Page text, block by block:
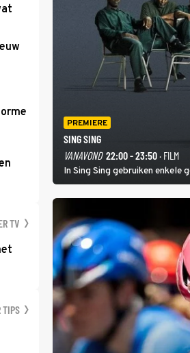
TV
TIPS
PREMIERE
SING SING
VANAVOND 22:00 - 23:50· FILM
In Sing Sing gebruiken enkele